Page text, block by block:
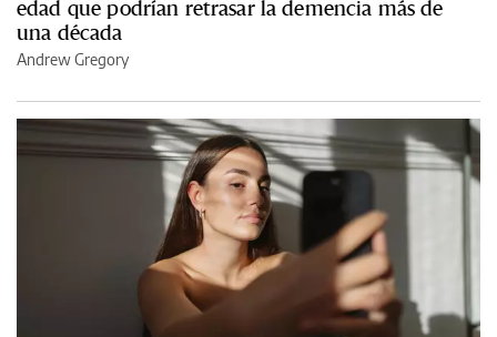
edad que podrían retrasar la demencia más de
una década
Andrew Gregory